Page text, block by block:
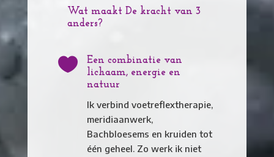
Wat maakt De kracht van 3
anders?

Een combinatie van
lichaam, energie en
natuur
Ik verbind voetreflextherapie,
meridiaanwerk,
Bachbloesems en kruiden tot
één geheel. Zo werk ik niet